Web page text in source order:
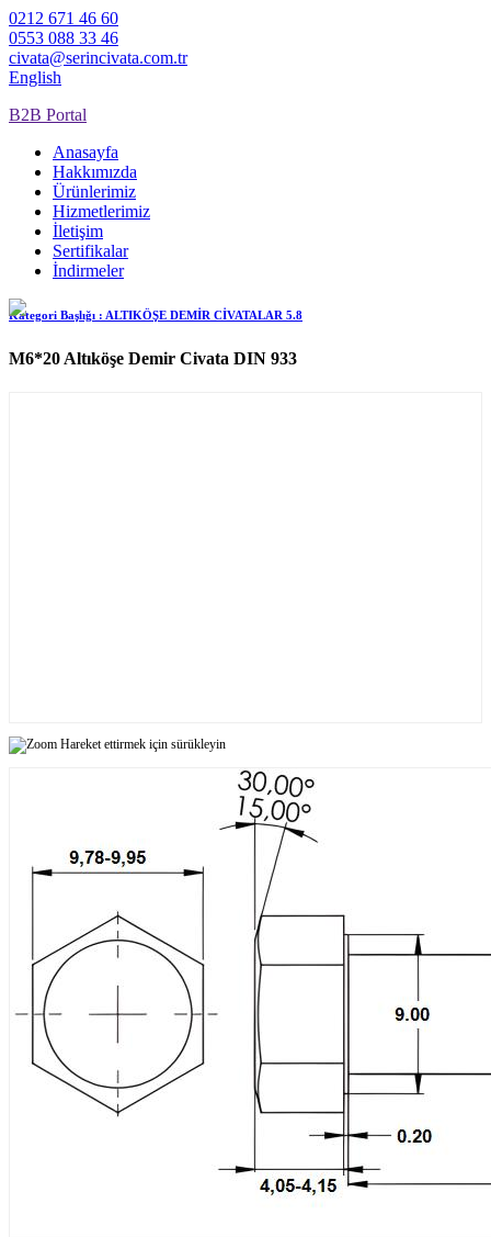
0212 671 46 60
0553 088 33 46
civata@serincivata.com.tr
English
B2B Portal
Anasayfa
Hakkımızda
Ürünlerimiz
Hizmetlerimiz
İletişim
Sertifikalar
İndirmeler
Kategori Başlığı : ALTIKÖŞE DEMİR CİVATALAR 5.8
M6*20 Altıköşe Demir Civata DIN 933
Hareket ettirmek için sürükleyin